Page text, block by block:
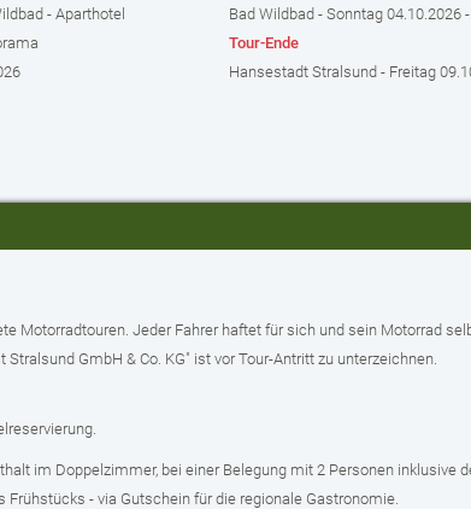
- Aparthotel
Bad Wildbad - Sonntag 04.10.2026
Tour-Ende
Hansestadt Stralsund - Freitag
Motorradtouren. Jeder Fahrer haftet für sich und sein Motorrad
GmbH & Co. KG" ist vor Tour-Antritt zu unterzeichnen.
im Doppelzimmer, bei einer Belegung mit 2 Personen inklusive
- via Gutschein für die regionale Gastronomie.